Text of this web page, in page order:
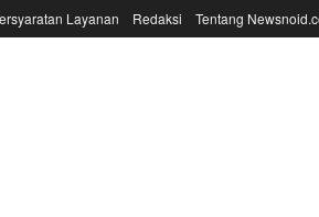
Layanan Redaksi Tentang